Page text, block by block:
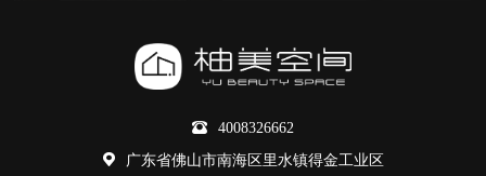
4008326662
广东省佛山市南海区里水镇得金工业区